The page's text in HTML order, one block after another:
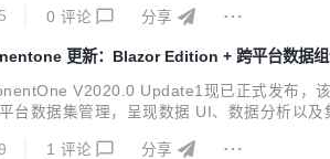
0 评论 分享
更新：Blazor Edition + 跨平台数据
V2020.0 Update1现已正式发布，
台数据集管理，呈现数据 UI、数据分析以
1 评论 分享